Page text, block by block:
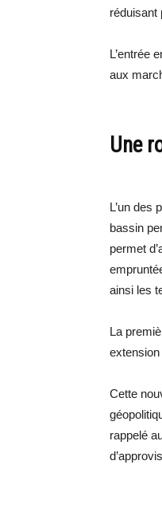
réduisant
L’entrée
aux
Une
L’un des
bassin
permet
ainsi les
La
extension
Cette
rappelé